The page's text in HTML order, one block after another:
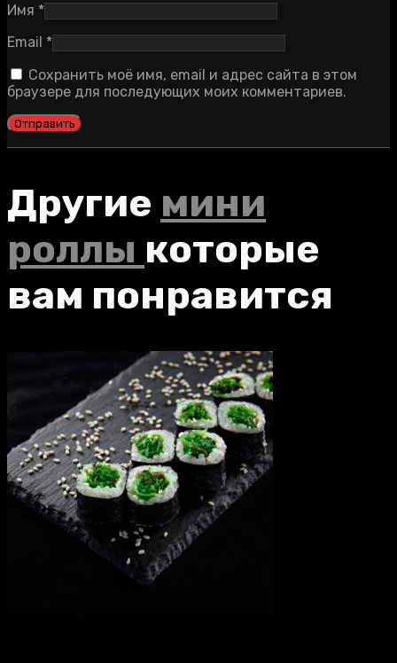
Имя *
Email *
Сохранить моё имя, email и адрес сайта в этом
браузере для последующих моих комментариев.
Другие мини
роллы которые
вам понравится